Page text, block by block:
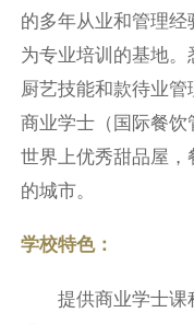
的多年从业和管理
为专业培训的基地
厨艺技能和款待业管
商业学士（国际餐
世界上优秀甜品屋
的城市。
学校特色：
提供商业学士课